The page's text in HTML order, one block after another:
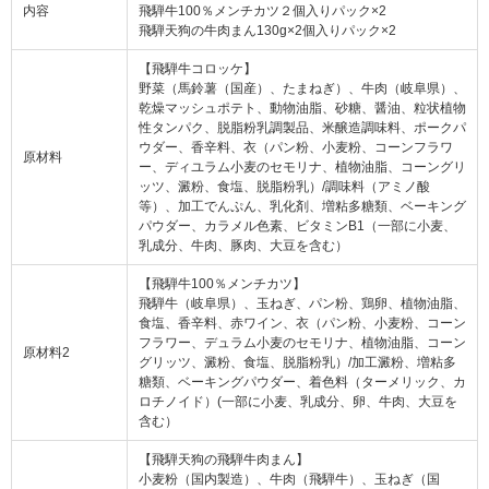
内容
飛騨牛100％メンチカツ２個入りパック×2
飛騨天狗の牛肉まん130g×2個入りパック×2
原材料
【飛騨牛コロッケ】
野菜（馬鈴薯（国産）、たまねぎ）、牛肉（岐阜県）、
乾燥マッシュポテト、動物油脂、砂糖、醤油、粒状植物
性タンパク、脱脂粉乳調製品、米醸造調味料、ポークパ
ウダー、香辛料、衣（パン粉、小麦粉、コーンフラワ
ー、ディユラム小麦のセモリナ、植物油脂、コーングリ
ッツ、澱粉、食塩、脱脂粉乳）/調味料（アミノ酸
等）、加工でんぷん、乳化剤、増粘多糖類、ベーキング
パウダー、カラメル色素、ビタミンB1（一部に小麦、
乳成分、牛肉、豚肉、大豆を含む）
原材料2
【飛騨牛100％メンチカツ】
飛騨牛（岐阜県）、玉ねぎ、パン粉、鶏卵、植物油脂、
食塩、香辛料、赤ワイン、衣（パン粉、小麦粉、コーン
フラワー、デュラム小麦のセモリナ、植物油脂、コーン
グリッツ、澱粉、食塩、脱脂粉乳）/加工澱粉、増粘多
糖類、ベーキングパウダー、着色料（ターメリック、カ
ロチノイド）(一部に小麦、乳成分、卵、牛肉、大豆を
含む）
【飛騨天狗の飛騨牛肉まん】
小麦粉（国内製造）、牛肉（飛騨牛）、玉ねぎ（国